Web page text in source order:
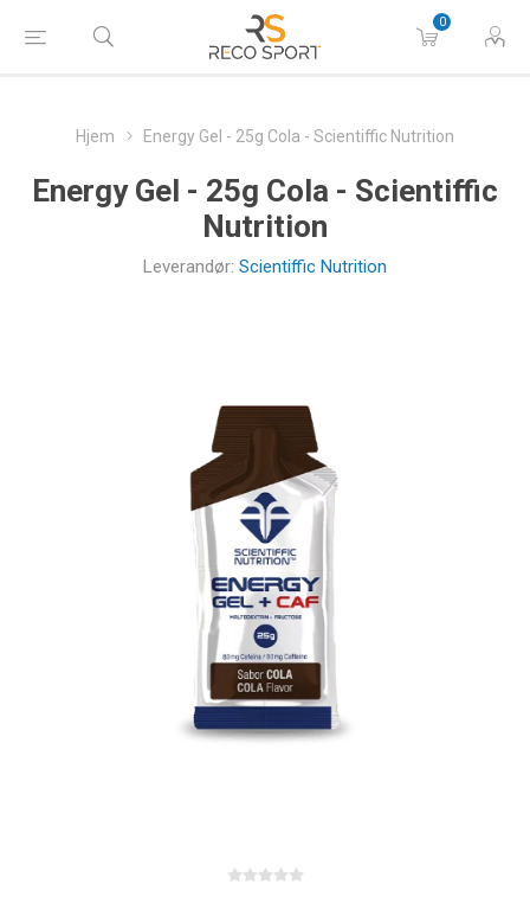
0
Hjem Energy Gel - 25g Cola - Scientiffic Nutrition
Energy Gel - 25g Cola - Scientiffic
Nutrition
Leverandør: Scientiffic Nutrition